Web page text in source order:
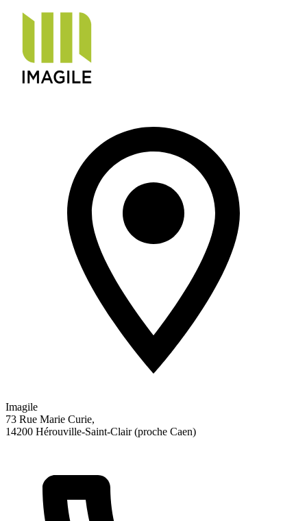
Imagile
73 Rue Marie Curie,
14200 Hérouville-Saint-Clair (proche Caen)